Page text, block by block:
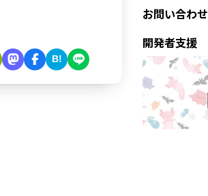
B!
お問い合わせ
開発者支援